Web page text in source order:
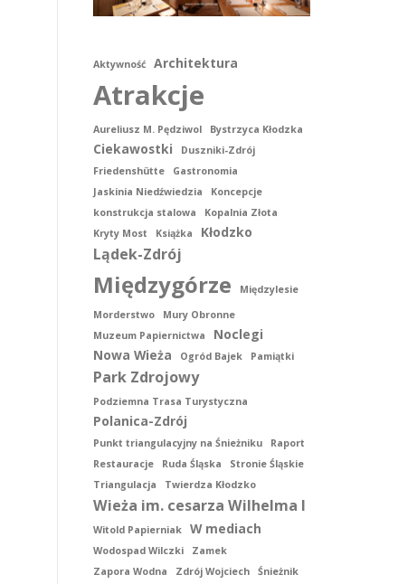
Aktywność Architektura
Atrakcje
Aureliusz M. Pędziwol Bystrzyca Kłodzka
Ciekawostki
Duszniki-Zdrój
Friedenshütte
Gastronomia
Jaskinia Niedźwiedzia
Koncepcje
konstrukcja stalowa
Kopalnia Złota
Kryty Most
Książka Kłodzko
Lądek-Zdrój
Międzygórze
Międzylesie
Morderstwo
Mury Obronne
Muzeum Papiernictwa
Noclegi
Nowa Wieża
Ogród Bajek Pamiątki
Park Zdrojowy
Podziemna Trasa Turystyczna
Polanica-Zdrój
Punkt triangulacyjny na Śnieżniku
Raport
Restauracje
Ruda Śląska
Stronie Śląskie
Triangulacja
Twierdza Kłodzko
Wieża im. cesarza Wilhelma I
Witold Papierniak W mediach
Wodospad Wilczki
Zamek
Zapora Wodna
Zdrój Wojciech
Śnieżnik